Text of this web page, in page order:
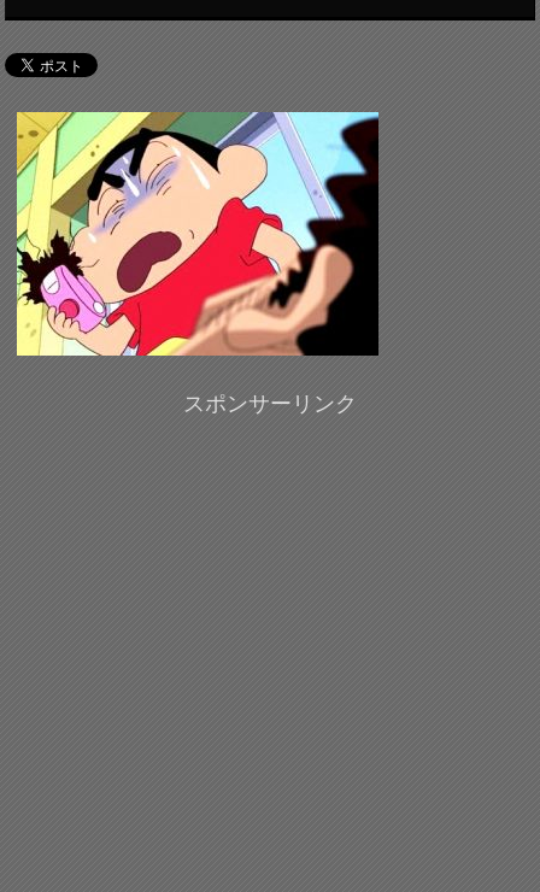
スポンサーリンク